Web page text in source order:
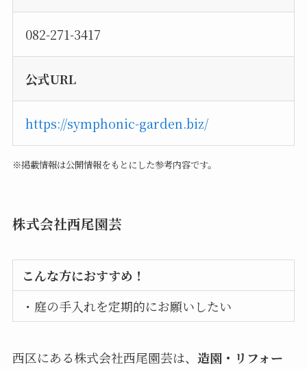
082-271-3417
公式URL
https://symphonic-garden.biz/
※掲載情報は公開情報をもとにした参考内容です。
株式会社西尾園芸
こんな方におすすめ！
・庭の手入れを定期的にお願いしたい
西区にある株式会社西尾園芸は、 造園・リフォー